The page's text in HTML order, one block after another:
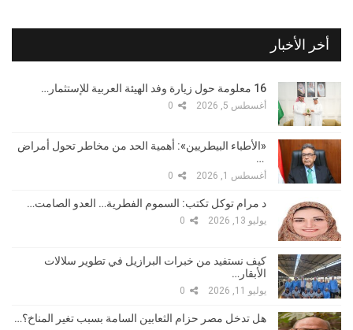
أخر الأخبار
16 معلومة حول زيارة وفد الهيئة العربية للإستثمار…
أغسطس 5, 2026
«الأطباء البيطريين»: أهمية الحد من مخاطر تحول أمراض
…
أغسطس 1, 2026
د مرام توكل تكتب: السموم الفطرية… العدو الصامت…
يوليو 13, 2026
كيف نستفيد من خبرات البرازيل في تطوير سلالات
الأبقار…
يوليو 11, 2026
هل تدخل مصر حزام الثعابين السامة بسبب تغير المناخ؟…